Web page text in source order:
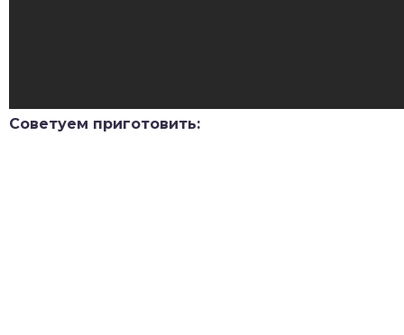
Советуем приготовить: